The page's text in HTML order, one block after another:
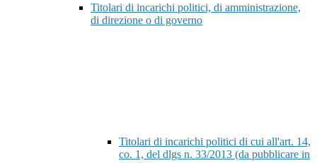
Titolari di incarichi politici, di amministrazione,
di direzione o di governo
Titolari di incarichi politici di cui all'art. 14,
co. 1, del dlgs n. 33/2013 (da pubblicare in